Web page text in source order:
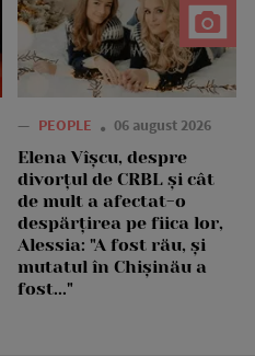
— PEOPLE 06 august 2026
Elena Vîșcu, despre
divorțul de CRBL și cât
de mult a afectat-o
despărțirea pe fiica lor,
Alessia: "A fost rău, și
mutatul în Chișinău a
fost..."